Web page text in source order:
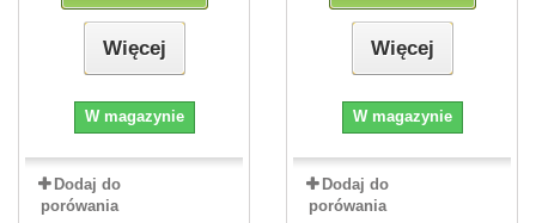
Więcej
W magazynie
Dodaj do
porówania
Więcej
W magazynie
Dodaj do
porówania